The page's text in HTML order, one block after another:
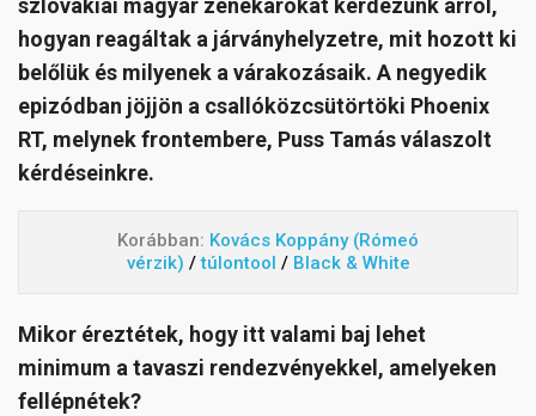
szlovákiai magyar zenekarokat kérdezünk arról,
hogyan reagáltak a járványhelyzetre, mit hozott ki
belőlük és milyenek a várakozásaik. A negyedik
epizódban jöjjön a csallóközcsütörtöki Phoenix
RT, melynek frontembere, Puss Tamás válaszolt
kérdéseinkre.
Korábban: Kovács Koppány (Rómeó
vérzik) / túlontool / Black & White
Mikor éreztétek, hogy itt valami baj lehet
minimum a tavaszi rendezvényekkel, amelyeken
fellépnétek?